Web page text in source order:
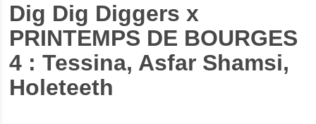
Dig Dig Diggers x
PRINTEMPS DE BOURGES
4 : Tessina, Asfar Shamsi,
Holeteeth